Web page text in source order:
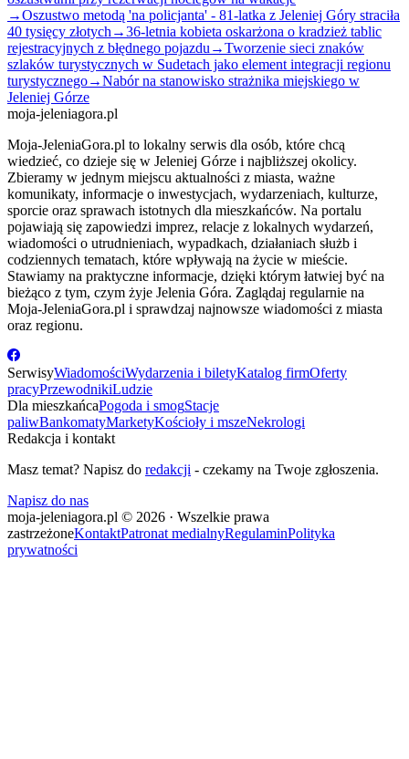
→Oszustwo metodą 'na policjanta' - 81-latka z Jeleniej Góry straciła
40 tysięcy złotych →36-letnia kobieta oskarżona o kradzież tablic
rejestracyjnych z błędnego pojazdu →Tworzenie sieci znaków
szlaków turystycznych w Sudetach jako element integracji regionu
turystycznego→Nabór na stanowisko strażnika miejskiego w
Jeleniej Górze
moja-jeleniagora.pl
Moja-JeleniaGora.pl to lokalny serwis dla osób, które chcą
wiedzieć, co dzieje się w Jeleniej Górze i najbliższej okolicy.
Zbieramy w jednym miejscu aktualności z miasta, ważne
komunikaty, informacje o inwestycjach, wydarzeniach, kulturze,
sporcie oraz sprawach istotnych dla mieszkańców. Na portalu
pojawiają się zapowiedzi imprez, relacje z lokalnych wydarzeń,
wiadomości o utrudnieniach, wypadkach, działaniach służb i
codziennych tematach, które wpływają na życie w mieście.
Stawiamy na praktyczne informacje, dzięki którym łatwiej być na
bieżąco z tym, czym żyje Jelenia Góra. Zaglądaj regularnie na
Moja-JeleniaGora.pl i sprawdzaj najnowsze wiadomości z miasta
oraz regionu.
SerwisyWiadomościWydarzenia i biletyKatalog firmOferty
pracyPrzewodnikiLudzie
Dla mieszkańcaPogoda i smogStacje
paliwBankomatyMarketyKościoły i mszeNekrologi
Redakcja i kontakt
Masz temat? Napisz do redakcji - czekamy na Twoje zgłoszenia.
Napisz do nas
moja-jeleniagora.pl © 2026 · Wszelkie prawa
zastrzeżoneKontaktPatronat medialnyRegulaminPolityka
prywatności